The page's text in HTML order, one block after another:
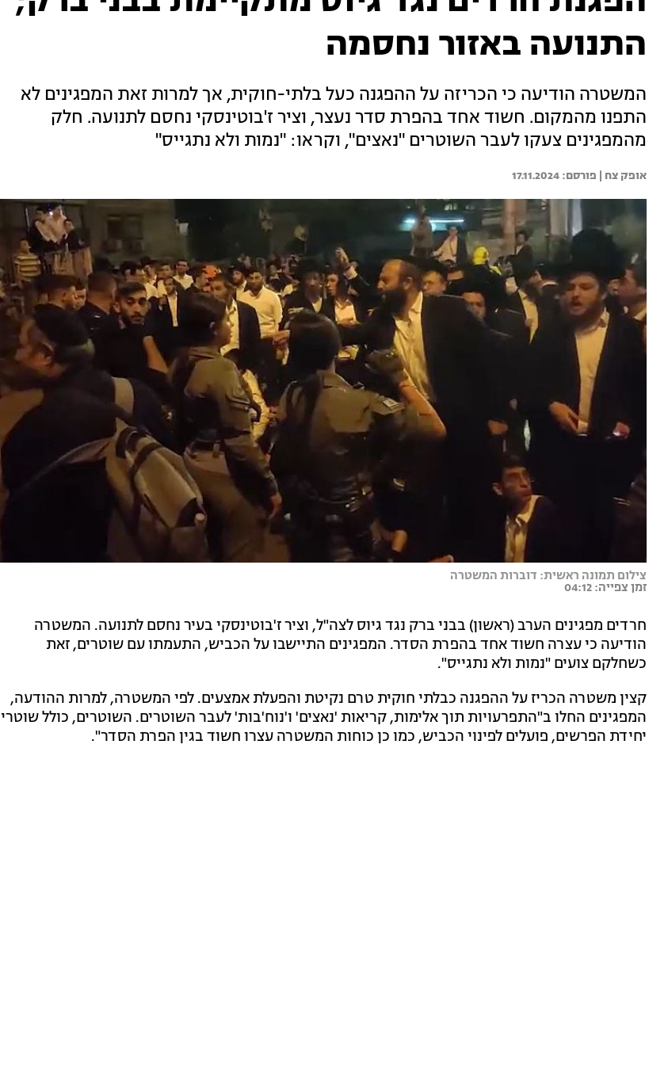
התנועה באזור נחסמה
המשטרה הודיעה כי הכריזה על ההפגנה כעל בלתי-חוקית, אך למרות זאת המפגינים לא
התפנו מהמקום. חשוד אחד בהפרת סדר נעצר, וציר ז'בוטינסקי נחסם לתנועה. חלק
מהמפגינים צעקו לעבר השוטרים "נאצים", וקראו: "נמות ולא נתגייס"
אופק צח | 17.11.2024
צילום תמונה ראשית: דוברות המשטרה
זמן צפייה: 04:12
חרדים מפגינים הערב (ראשון) בבני ברק נגד גיוס לצה"ל, וציר ז'בוטינסקי בעיר נחסם לתנועה. המשטרה
הודיעה כי עצרה חשוד אחד בהפרת הסדר. המפגינים התיישבו על הכביש, התעמתו עם שוטרים, זאת
כשחלקם צועים "נמות ולא נתגייס".
קצין משטרה הכריז על ההפגנה כבלתי חוקית טרם נקיטת והפעלת אמצעים. לפי המשטרה, למרות ההודעה,
המפגינים החלו ב"התפרעויות תוך אלימות, קריאות 'נאצים' ו'נוח'בות' לעבר השוטרים. השוטרים, כולל שוטרי
יחידת הפרשים, פועלים לפינוי הכביש, כמו כן כוחות המשטרה עצרו חשוד בגין הפרת הסדר".